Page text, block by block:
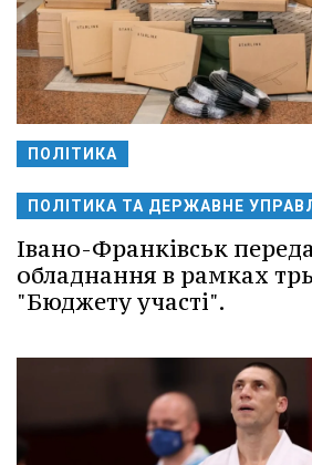
ПОЛІТИКА
ПОЛІТИКА ТА ДЕРЖАВНЕ
Івано-Франківськ
обладнання в рамках
"Бюджету участі".